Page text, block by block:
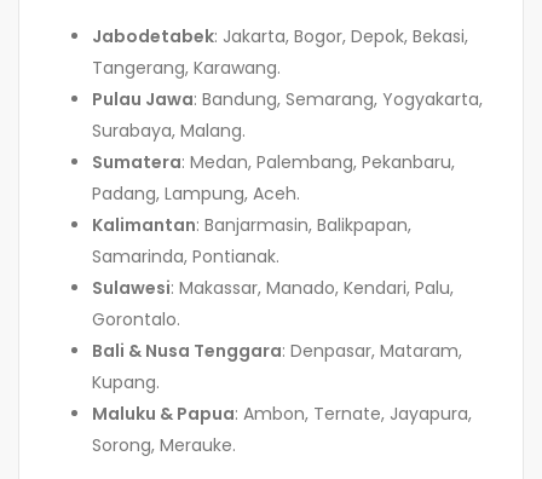
Jabodetabek: Jakarta, Bogor, Depok, Bekasi,
Tangerang, Karawang.
Pulau Jawa: Bandung, Semarang, Yogyakarta,
Surabaya, Malang.
Sumatera: Medan, Palembang, Pekanbaru,
Padang, Lampung, Aceh.
Kalimantan: Banjarmasin, Balikpapan,
Samarinda, Pontianak.
Sulawesi: Makassar, Manado, Kendari, Palu,
Gorontalo.
Bali & Nusa Tenggara: Denpasar, Mataram,
Kupang.
Maluku & Papua: Ambon, Ternate, Jayapura,
Sorong, Merauke.